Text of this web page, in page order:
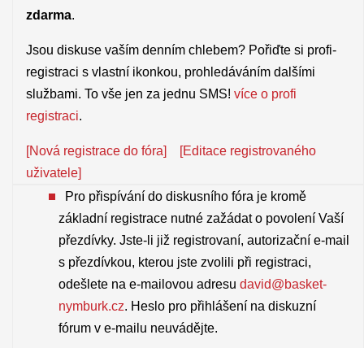
zdarma.
Jsou diskuse vaším denním chlebem? Pořiďte si profi-
registraci s vlastní ikonkou, prohledáváním dalšími
službami. To vše jen za jednu SMS! více o profi
registraci.
[Nová registrace do fóra]
[Editace registrovaného
uživatele]
Pro přispívání do diskusního fóra je kromě
základní registrace nutné zažádat o povolení Vaší
přezdívky. Jste-li již registrovaní, autorizační e-mail
s přezdívkou, kterou jste zvolili při registraci,
odešlete na e-mailovou adresu david@basket-
nymburk.cz. Heslo pro přihlášení na diskuzní
fórum v e-mailu neuvádějte.